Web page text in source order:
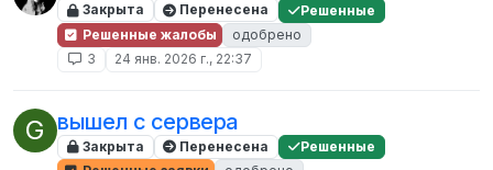
Закрыта Перенесена
Решенные
Решенные жалобы
одобрено
3
24 янв. 2026 г., 22:37
G вышел с сервера
Закрыта Перенесена
Решенные